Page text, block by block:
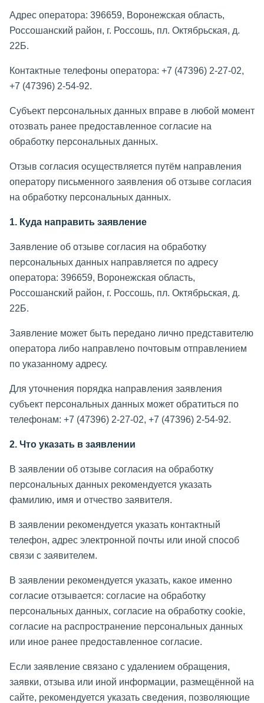
Адрес оператора: 396659, Воронежская область,
Россошанский район, г. Россошь, пл. Октябрьская, д.
22Б.
Контактные телефоны оператора: +7 (47396) 2-27-02,
+7 (47396) 2-54-92.
Субъект персональных данных вправе в любой момент
отозвать ранее предоставленное согласие на
обработку персональных данных.
Отзыв согласия осуществляется путём направления
оператору письменного заявления об отзыве согласия
на обработку персональных данных.
1. Куда направить заявление
Заявление об отзыве согласия на обработку
персональных данных направляется по адресу
оператора: 396659, Воронежская область,
Россошанский район, г. Россошь, пл. Октябрьская, д.
22Б.
Заявление может быть передано лично представителю
оператора либо направлено почтовым отправлением
по указанному адресу.
Для уточнения порядка направления заявления
субъект персональных данных может обратиться по
телефонам: +7 (47396) 2-27-02, +7 (47396) 2-54-92.
2. Что указать в заявлении
В заявлении об отзыве согласия на обработку
персональных данных рекомендуется указать
фамилию, имя и отчество заявителя.
В заявлении рекомендуется указать контактный
телефон, адрес электронной почты или иной способ
связи с заявителем.
В заявлении рекомендуется указать, какое именно
согласие отзывается: согласие на обработку
персональных данных, согласие на обработку cookie,
согласие на распространение персональных данных
или иное ранее предоставленное согласие.
Если заявление связано с удалением обращения,
заявки, отзыва или иной информации, размещённой на
сайте, рекомендуется указать сведения, позволяющие